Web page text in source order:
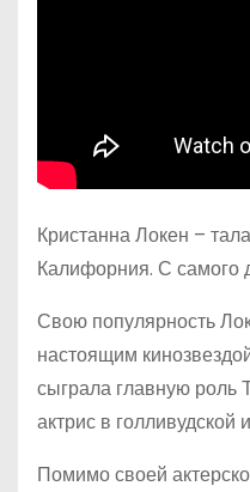
Кристанна Локен –
Калифорния. С самого
Свою популярность
настоящим
сыграла главную роль
актрис в голливудской
Помимо своей